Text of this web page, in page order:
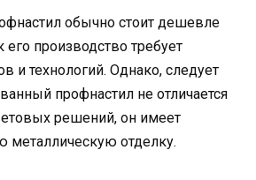
обычно стоит дешевле
его производство требует
и технологий. Однако, следует
профнастил не отличается
решений, он имеет
металлическую отделку.